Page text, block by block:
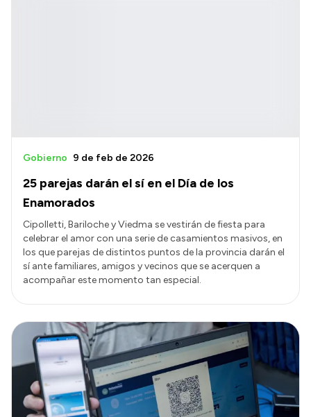
25 parejas darán el sí en el Día de los
Enamorados
Gobierno 9 de feb de 2026
Cipolletti, Bariloche y Viedma se vestirán de fiesta para
celebrar el amor con una serie de casamientos masivos, en
los que parejas de distintos puntos de la provincia darán el
sí ante familiares, amigos y vecinos que se acerquen a
acompañar este momento tan especial.